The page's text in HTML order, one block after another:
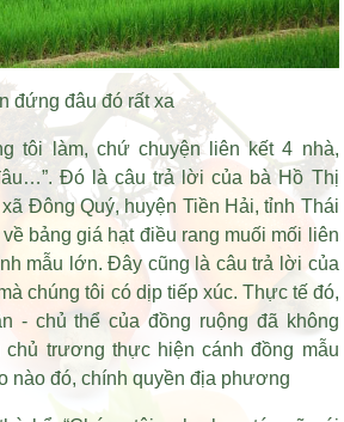
đứng đâu đó rất xa
tôi làm, chứ chuyện liên kết 4 nhà,
Đó là câu trả lời của bà Hồ Thị
Đông Quý, huyện Tiền Hải, tỉnh Thái
về bảng giá hạt điều rang muối mối liên
mẫu lớn. Đây cũng là câu trả lời của
chúng tôi có dịp tiếp xúc. Thực tế đó,
- chủ thể của đồng ruộng đã không
trương thực hiện cánh đồng mẫu
nào đó, chính quyền địa phương